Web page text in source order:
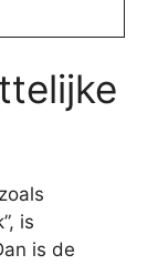
is
is de